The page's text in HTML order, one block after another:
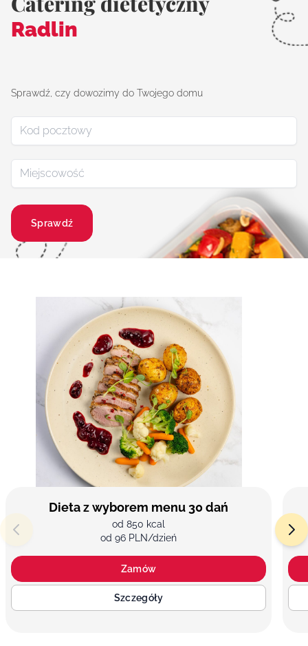
Radlin
Sprawdź, czy dowozimy do Twojego domu
Sprawdź
Dieta z wyborem menu 30 dań
od 850 kcal
od 96 PLN/dzień
Zamów
Szczegóły